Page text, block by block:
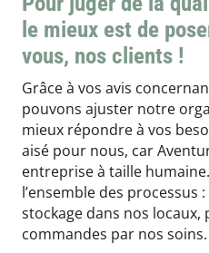
le mieux est de
vous, nos clients !
Grâce à vos avis
pouvons ajuster notre
mieux répondre à vos
aisé pour nous, car
entreprise à taille
l’ensemble des processus
stockage dans nos
commandes par nos soins.